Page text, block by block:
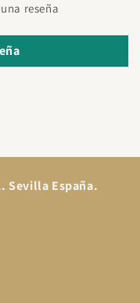
reseña
Sevilla España.